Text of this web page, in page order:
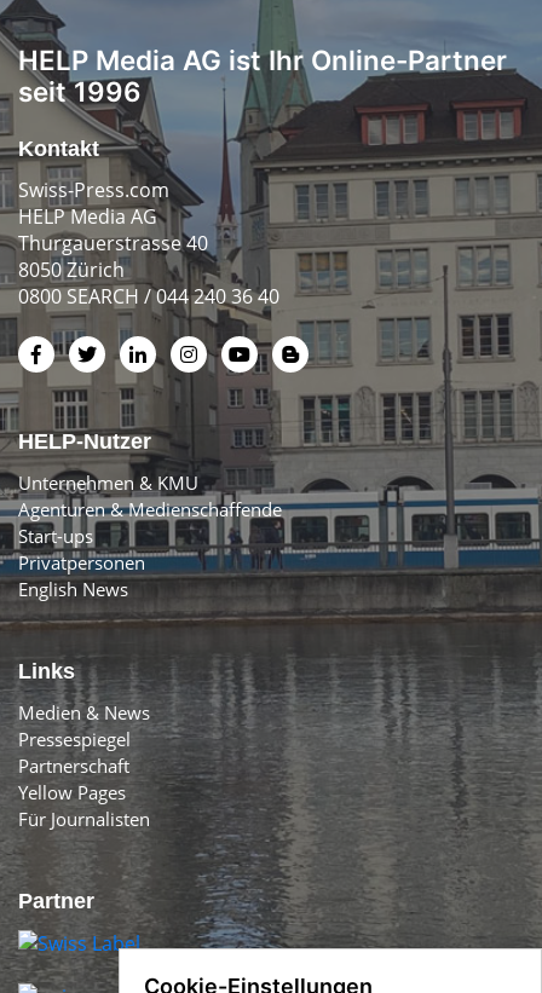
HELP Media AG ist Ihr Online-Partner
seit 1996
Kontakt
Swiss-Press.com
HELP Media AG
Thurgauerstrasse 40
8050 Zürich
0800 SEARCH / 044 240 36 40
HELP-Nutzer
Unternehmen & KMU
Agenturen & Medienschaffende
Start-ups
Privatpersonen
English News
Links
Medien & News
Pressespiegel
Partnerschaft
Yellow Pages
Für Journalisten
Partner
Cookie-Einstellungen